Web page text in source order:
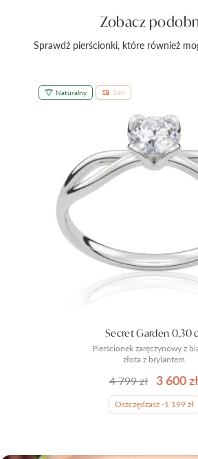
Zobacz
Sprawdź pierścionki, które również
Naturalny 24h
Pierścionek zaręczynowy z
złota z brylantem
Secret Garden 0,30
4 799 zł 3 600 zł
Oszczędzasz -1 199 zł